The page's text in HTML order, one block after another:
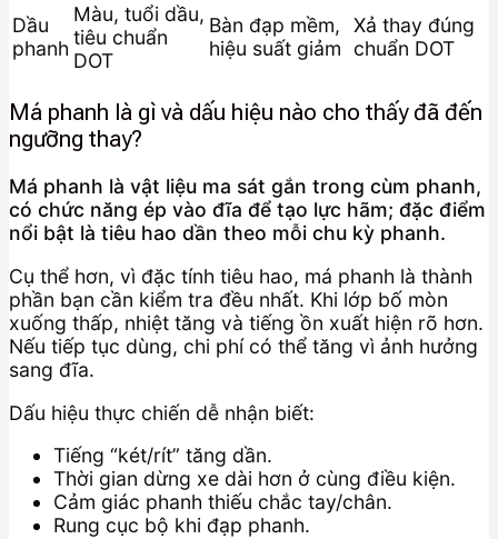
Dầu
phanh
Màu, tuổi dầu,
tiêu chuẩn
DOT
Bàn đạp mềm,
hiệu suất giảm
Xả thay đúng
chuẩn DOT
Má phanh là gì và dấu hiệu nào cho thấy đã đến
ngưỡng thay?
Má phanh là vật liệu ma sát gắn trong cùm phanh,
có chức năng ép vào đĩa để tạo lực hãm; đặc điểm
nổi bật là tiêu hao dần theo mỗi chu kỳ phanh.
Cụ thể hơn, vì đặc tính tiêu hao, má phanh là thành
phần bạn cần kiểm tra đều nhất. Khi lớp bố mòn
xuống thấp, nhiệt tăng và tiếng ồn xuất hiện rõ hơn.
Nếu tiếp tục dùng, chi phí có thể tăng vì ảnh hưởng
sang đĩa.
Dấu hiệu thực chiến dễ nhận biết:
Tiếng “két/rít” tăng dần.
Thời gian dừng xe dài hơn ở cùng điều kiện.
Cảm giác phanh thiếu chắc tay/chân.
Rung cục bộ khi đạp phanh.